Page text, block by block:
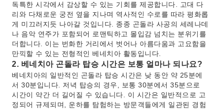
독특한 시각에서 감상할 수 있는 기회를 제공합니다. 고대 다
리와 다채로운 궁전 옆을 지나며 역사적인 수로를 따라 평화롭
게 미끄러지듯 나아갈 것입니다. 종종 곤돌라 사공의 세레나데
나 음악 연주가 포함되어 로맨틱하고 몰입감 넘치는 분위기를
더합니다. 이는 번화한 거리에서 벗어나 아름다움과 고요함을
만끽할 수 있는 전형적인 베네치아 활동입니다.
2. 베네치아 곤돌라 탑승 시간은 보통 얼마나 되나요?
베네치아의 일반적인 곤돌라 탑승 시간은 낮 동안 약 25분에
서 30분입니다. 저녁 탑승의 경우, 보통 30분에서 35분으로
시간이 약간 더 길어질 수 있습니다. 이 시간은 일반적으로 고
정되어 규제되며, 운하를 탐험하는 방문객들에게 일관된 경험